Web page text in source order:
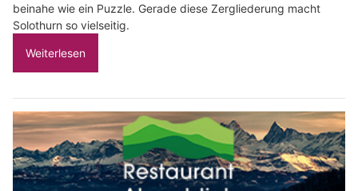
beinahe wie ein Puzzle. Gerade diese Zergliederung macht
Solothurn so vielseitig.
Weiterlesen